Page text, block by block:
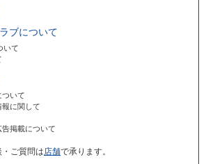
ブについて
いて
ついて
報に関して
告掲載について
ご質問は 店舗で承ります。